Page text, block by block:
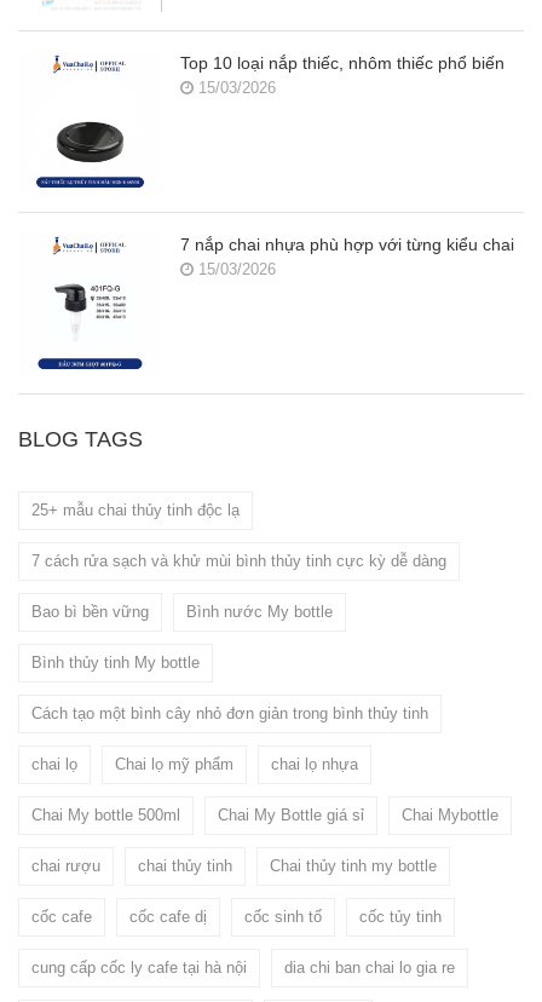
Top 10 loại nắp thiếc, nhôm thiếc phổ biến
15/03/2026
7 nắp chai nhựa phù hợp với từng kiểu chai
15/03/2026
BLOG TAGS
25+ mẫu chai thủy tinh độc lạ
7 cách rửa sạch và khử mùi bình thủy tinh cực kỳ dễ dàng
Bao bì bền vững Bình nước My bottle
Bình thủy tinh My bottle
Cách tạo một bình cây nhỏ đơn giản trong bình thủy tinh
chai lọ Chai lọ mỹ phẩm chai lọ nhựa
Chai My bottle 500ml Chai My Bottle giá sỉ Chai Mybottle
chai rượu chai thủy tinh Chai thủy tinh my bottle
cốc cafe cốc cafe dị cốc sinh tố cốc tủy tinh
cung cấp cốc ly cafe tại hà nội dia chi ban chai lo gia re